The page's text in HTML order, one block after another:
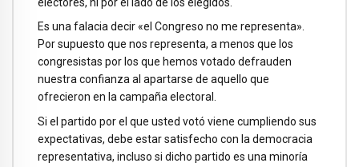
Es una falacia decir «el Congreso no me representa».
Por supuesto que nos representa, a menos que los
congresistas por los que hemos votado defrauden
nuestra confianza al apartarse de aquello que
ofrecieron en la campaña electoral.
Si el partido por el que usted votó viene cumpliendo sus
expectativas, debe estar satisfecho con la democracia
representativa, incluso si dicho partido es una minoría